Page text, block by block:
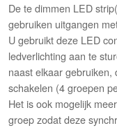
De te dimmen LED
gebruiken uitgangen
U gebruikt deze LED
ledverlichting aan te
naast elkaar gebruiken,
schakelen (4 groepen
Het is ook mogelijk
groep zodat deze